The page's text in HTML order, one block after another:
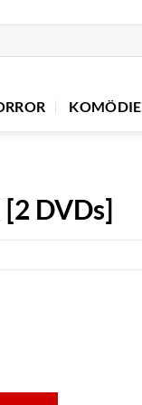
KOMÖDIE
DVDs]